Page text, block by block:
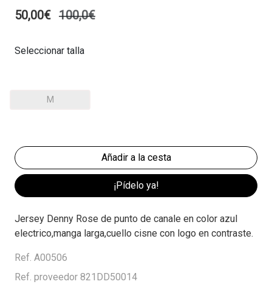
50,00€ 100,0€
Seleccionar talla
M
¡Pídelo ya!
Jersey Denny Rose de punto de canale en color azul
electrico,manga larga,cuello cisne con logo en contraste.
Ref. A00506
Ref. proveedor 821DD50014